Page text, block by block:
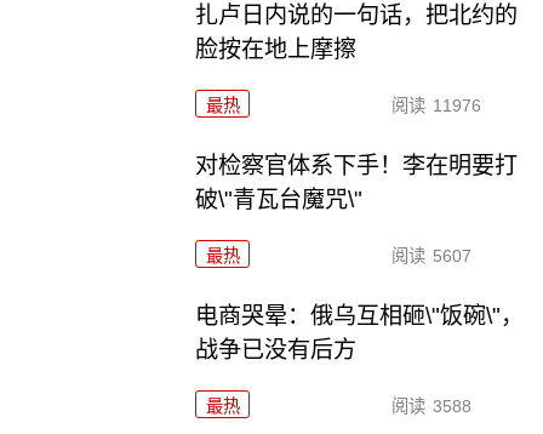
扎卢日内说的一句话，把北约的
脸按在地上摩擦
最热 阅读 11976
对检察官体系下手！李在明要打
破\"青瓦台魔咒\"
最热 阅读 5607
电商哭晕：俄乌互相砸\"饭碗\"，
战争已没有后方
最热 阅读 3588